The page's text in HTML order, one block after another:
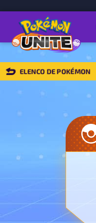
VOLTAR
ELENCO DE POKÉMON